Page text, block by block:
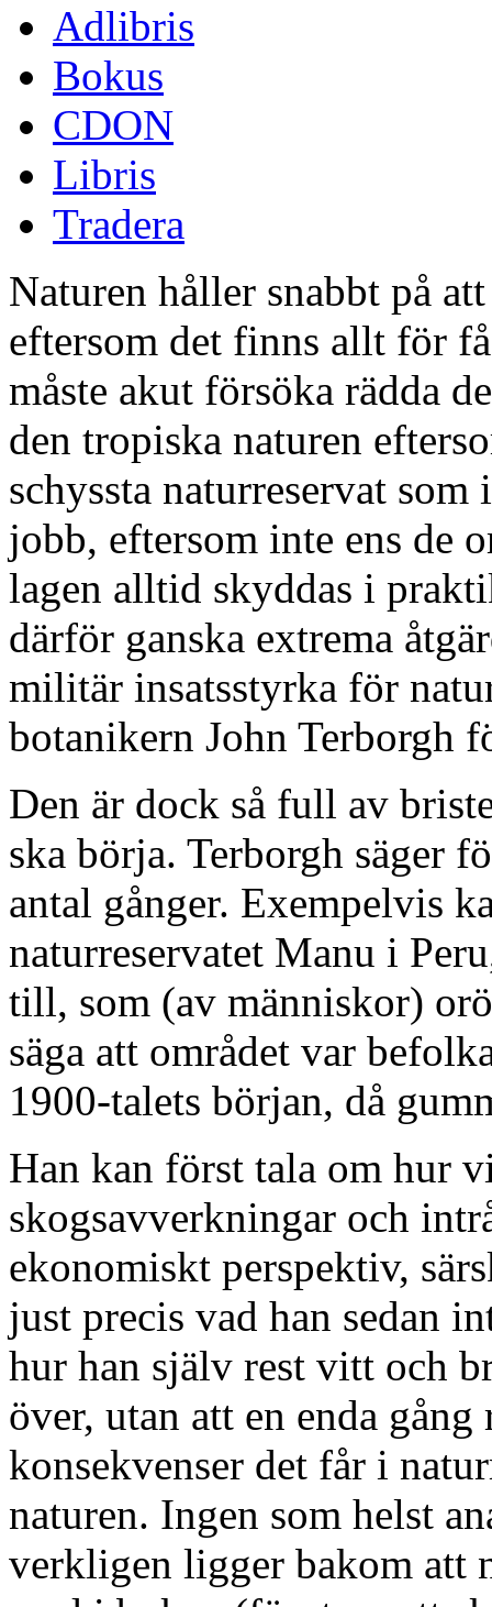
Adlibris
Bokus
CDON
Libris
Tradera
Naturen håller snabbt på
eftersom det finns allt för
måste akut försöka rädda
den tropiska naturen
schyssta naturreservat
jobb, eftersom inte ens de
lagen alltid skyddas i
därför ganska extrema
militär insatsstyrka för
botanikern John Terborgh
Den är dock så full av
ska börja. Terborgh säger
antal gånger. Exempelvis
naturreservatet Manu i
till, som (av människor)
säga att området var
1900-talets början, då
Han kan först tala om hur
skogsavverkningar och
ekonomiskt perspektiv,
just precis vad han sedan
hur han själv rest vitt och
över, utan att en enda
konsekvenser det får i
naturen. Ingen som helst
verkligen ligger bakom att